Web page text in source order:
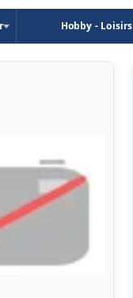
Hobby - Loisirs